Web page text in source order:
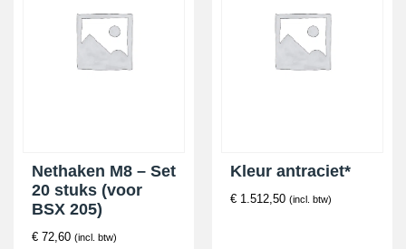
Nethaken M8 – Set
20 stuks (voor
BSX 205)
€ 72,60 (incl. btw)
Kleur antraciet*
€ 1.512,50 (incl. btw)